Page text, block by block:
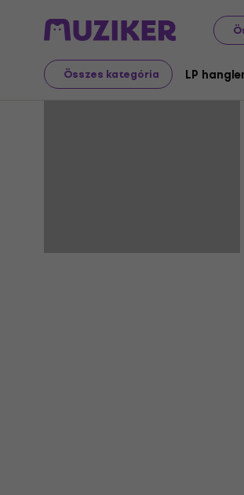
Összes kategória LP